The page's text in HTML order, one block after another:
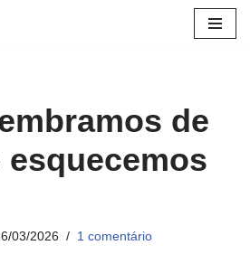
de
03/2026 1 comentário